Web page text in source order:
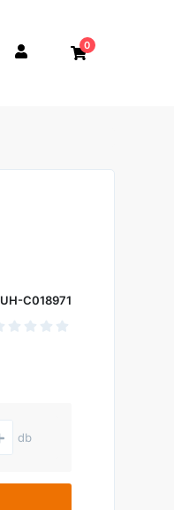
0
UH-C018971
db